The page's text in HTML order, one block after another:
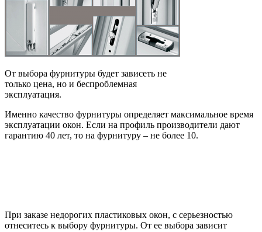
От выбора фурнитуры будет зависеть не
только цена, но и беспроблемная
эксплуатация.
Именно качество фурнитуры определяет максимальное время
эксплуатации окон. Если на профиль производители дают
гарантию 40 лет, то на фурнитуру – не более 10.
При заказе недорогих пластиковых окон, с серьезностью
отнеситесь к выбору фурнитуры. От ее выбора зависит